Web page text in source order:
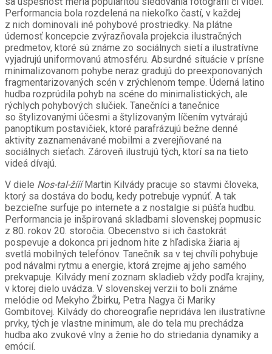
Performancia bola rozdelená na niekoľko častí, v každej
z nich dominovali iné pohybové prostriedky. Na plátne
údernosť koncepcie zvýrazňovala projekcia ilustračných
predmetov, ktoré sú známe zo sociálnych sietí a ilustratívne
vyjadrujú uniformovanú atmosféru. Absurdné situácie v prísne
minimalizovanom pohybe neraz gradujú do preexponovaných
fragmentarizovaných scén v zrýchlenom tempe. Úderná latino
hudba rozprúdila pohyb na scéne do minimalistických, ale
rýchlych pohybových slučiek. Tanečníci a tanečnice
so štylizovanými účesmi a štylizovaným líčením vytvárajú
panoptikum postavičiek, ktoré parafrázujú bežne denné
aktivity zaznamenávané mobilmi a zverejňované na
sociálnych sieťach. Zároveň ilustrujú tých, ktorí sa na tieto
videá dívajú.
V diele Nos-tal-žíííMartin Kilvády pracuje so stavmi človeka,
ktorý sa dostáva do bodu, kedy potrebuje vypnúť. A tak
bezcieľne surfuje po internete a z nostalgie si púšťa hudbu.
Performancia je inšpirovaná skladbami slovenskej popmusic
z 80. rokov 20. storočia. Obecenstvo si ich častokrát
pospevuje a dokonca pri jednom hite z hľadiska žiaria aj
svetlá mobilných telefónov. Tanečník sa v tej chvíli pohybuje
pod návalmi rytmu a energie, ktorá zrejme aj jeho samého
prekvapuje. Kilvády mení zoznam skladieb vždy podľa krajiny,
v ktorej dielo uvádza. V slovenskej verzii to boli známe
melódie od Mekyho Žbirku, Petra Nagya či Mariky
Gombitovej. Kilvády do choreografie nepridáva len ilustratívne
prvky, tých je vlastne minimum, ale do tela mu prechádza
hudba ako zvukové vlny a ženie ho do striedania dynamiky a
emócií.